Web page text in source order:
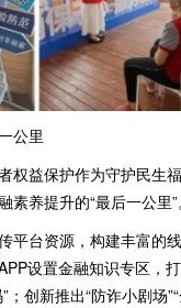
公里
权益保护作为守护民生
养提升的“最后一公里”
平台资源，构建丰富的
设置金融知识专区，
创新推出“防诈小剧场